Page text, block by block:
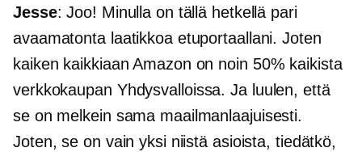
Jesse: Joo! Minulla on tällä hetkellä pari
avaamatonta laatikkoa etuportaallani. Joten
kaiken kaikkiaan Amazon on noin 50% kaikista
verkkokaupan Yhdysvalloissa. Ja luulen, että
se on melkein sama maailmanlaajuisesti.
Joten, se on vain yksi niistä asioista, tiedätkö,